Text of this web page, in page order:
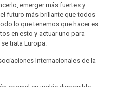
emerger más fuertes y
futuro más brillante que todos
lo que tenemos que hacer es
en esto y actuar uno para
trata Europa.
Internacionales de la